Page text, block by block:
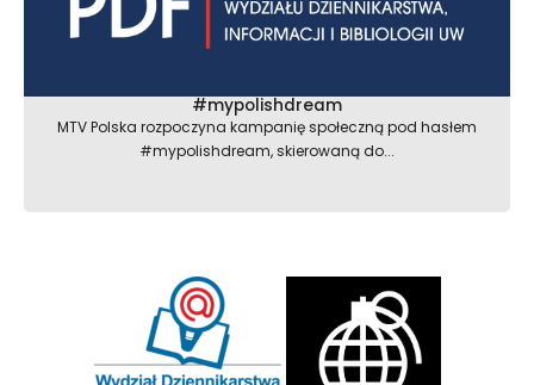
#mypolishdream
MTV Polska rozpoczyna kampanię społeczną pod hasłem
#mypolishdream, skierowaną do...